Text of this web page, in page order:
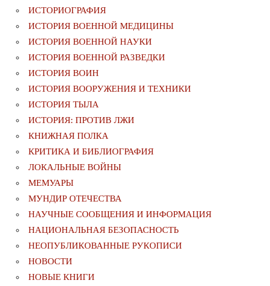
ИСТОРИОГРАФИЯ
ИСТОРИЯ ВОЕННОЙ МЕДИЦИНЫ
ИСТОРИЯ ВОЕННОЙ НАУКИ
ИСТОРИЯ ВОЕННОЙ РАЗВЕДКИ
ИСТОРИЯ ВОИН
ИСТОРИЯ ВООРУЖЕНИЯ И ТЕХНИКИ
ИСТОРИЯ ТЫЛА
ИСТОРИЯ: ПРОТИВ ЛЖИ
КНИЖНАЯ ПОЛКА
КРИТИКА И БИБЛИОГРАФИЯ
ЛОКАЛЬНЫЕ ВОЙНЫ
МЕМУАРЫ
МУНДИР ОТЕЧЕСТВА
НАУЧНЫЕ СООБЩЕНИЯ И ИНФОРМАЦИЯ
НАЦИОНАЛЬНАЯ БЕЗОПАСНОСТЬ
НЕОПУБЛИКОВАННЫЕ РУКОПИСИ
НОВОСТИ
НОВЫЕ КНИГИ